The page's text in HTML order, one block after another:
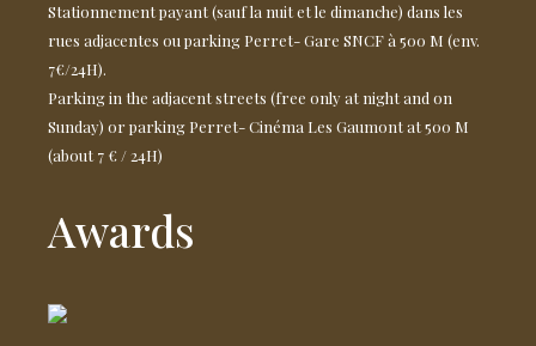
Stationnement payant (sauf la nuit et le dimanche) dans les
rues adjacentes ou parking Perret- Gare SNCF à 500 M (env.
7€/24H).
Parking in the adjacent streets (free only at night and on
Sunday) or parking Perret- Cinéma Les Gaumont at 500 M
(about 7 € / 24H)
Awards